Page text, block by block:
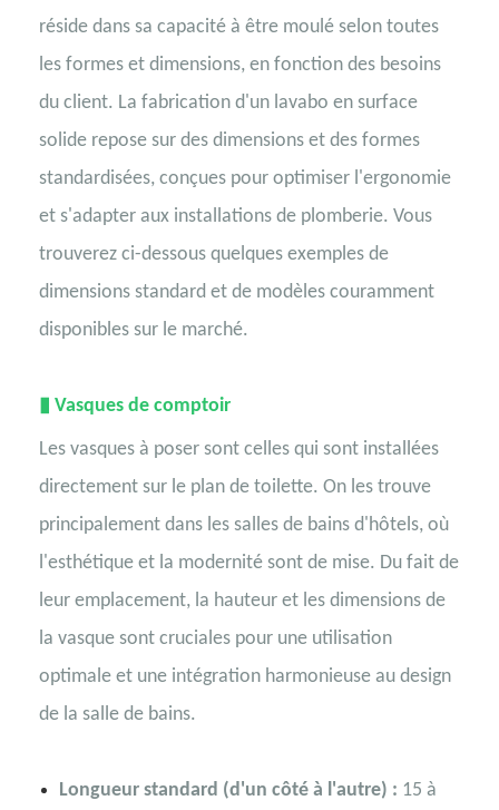
réside dans sa capacité à être moulé selon toutes
les formes et dimensions, en fonction des besoins
du client. La fabrication d'un lavabo en surface
solide repose sur des dimensions et des formes
standardisées, conçues pour optimiser l'ergonomie
et s'adapter aux installations de plomberie. Vous
trouverez ci-dessous quelques exemples de
dimensions standard et de modèles couramment
disponibles sur le marché.
Vasques de comptoir
Les vasques à poser sont celles qui sont installées
directement sur le plan de toilette. On les trouve
principalement dans les salles de bains d'hôtels, où
l'esthétique et la modernité sont de mise. Du fait de
leur emplacement, la hauteur et les dimensions de
la vasque sont cruciales pour une utilisation
optimale et une intégration harmonieuse au design
de la salle de bains.
Longueur standard (d'un côté à l'autre) : 15 à